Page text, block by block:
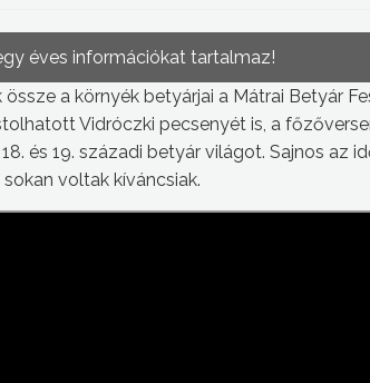
éves információkat tartalmaz!
össze a környék betyárjai a Mátrai Betyár
Vidróczki pecsenyét is, a
és 19. századi betyár világot. Sajnos az
voltak kíváncsiak.